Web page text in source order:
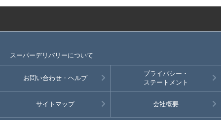
スーパーデリバリーについて
お問い合わせ・ヘルプ
プライバシー・
ステートメント
サイトマップ 会社概要